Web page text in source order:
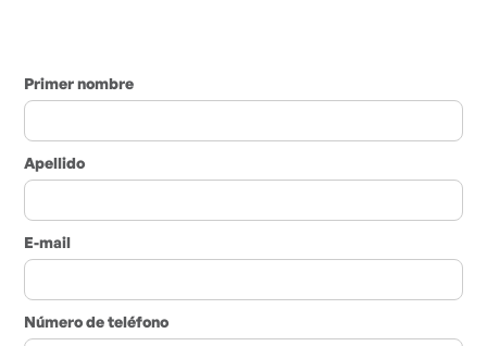
Primer nombre
Apellido
E-mail
Número de teléfono